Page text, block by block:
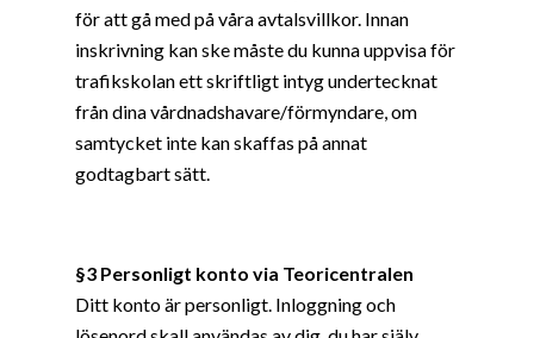
för att gå med på våra avtalsvillkor. Innan
inskrivning kan ske måste du kunna uppvisa för
trafikskolan ett skriftligt intyg undertecknat
från dina vårdnadshavare/förmyndare, om
samtycket inte kan skaffas på annat
godtagbart sätt.
§3 Personligt konto via Teoricentralen
Ditt konto är personligt. Inloggning och